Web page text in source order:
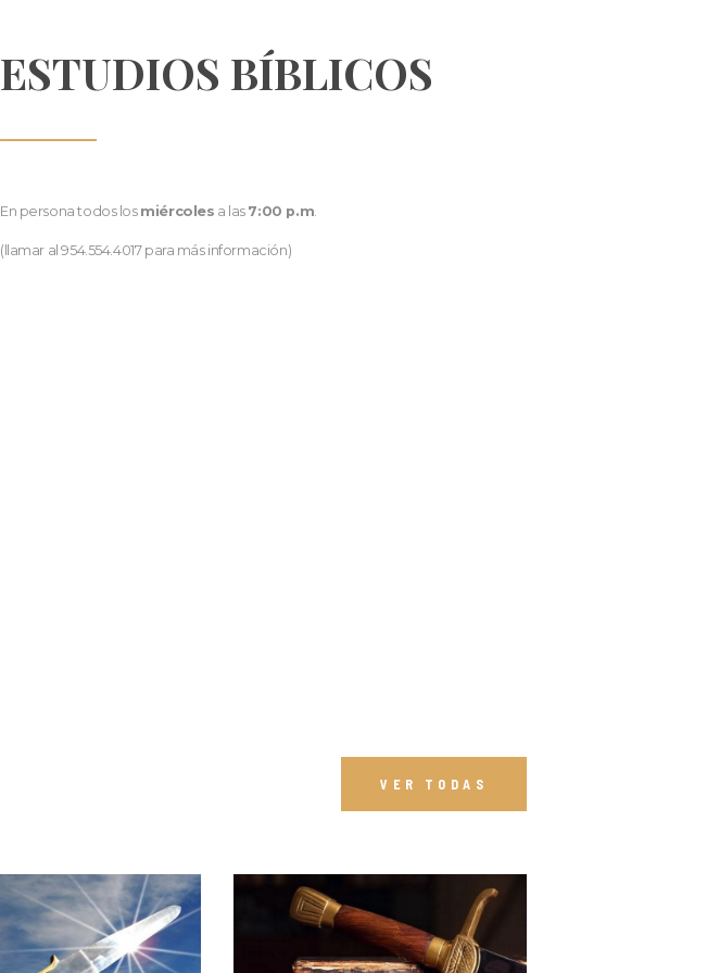
ESTUDIOS BÍBLICOS
En persona todos los miércoles a las 7:00 p.m
(llamar al 954.554.4017 para más información)
VER TODAS